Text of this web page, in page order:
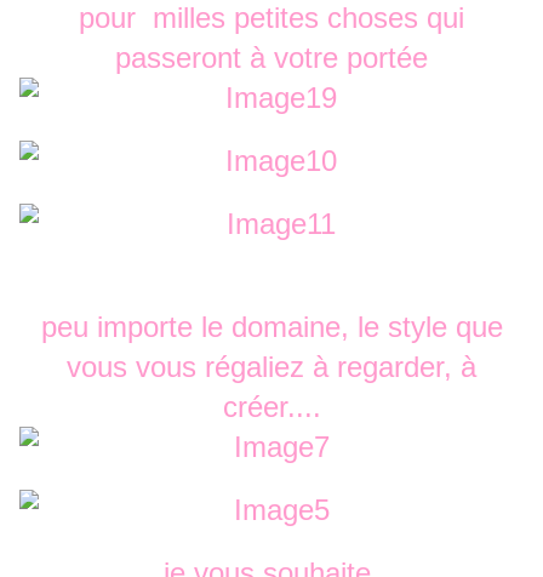
pour milles petites choses qui
passeront à votre portée
peu importe le domaine, le style que
vous vous régaliez à regarder, à
créer....